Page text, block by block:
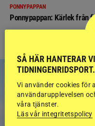
PONNYPAPPAN
Ponnypappan: Kärlek från
SÅ HÄR HANTERAR
Vi använder cookies för
användarupplevelsen
våra tjänster.
Läs vår integritetspolicy